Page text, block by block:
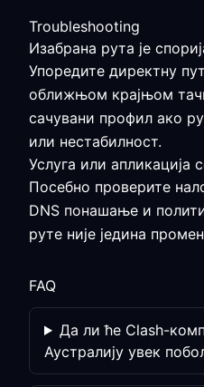
Troubleshooting
Изабрана рута је
Упоредите директну
оближњом крајњом
сачувани профил ако
или нестабилност.
Услуга или
Посебно проверите
DNS понашање и
руте није једина
FAQ
Да ли ће Clash-
Аустралију увек